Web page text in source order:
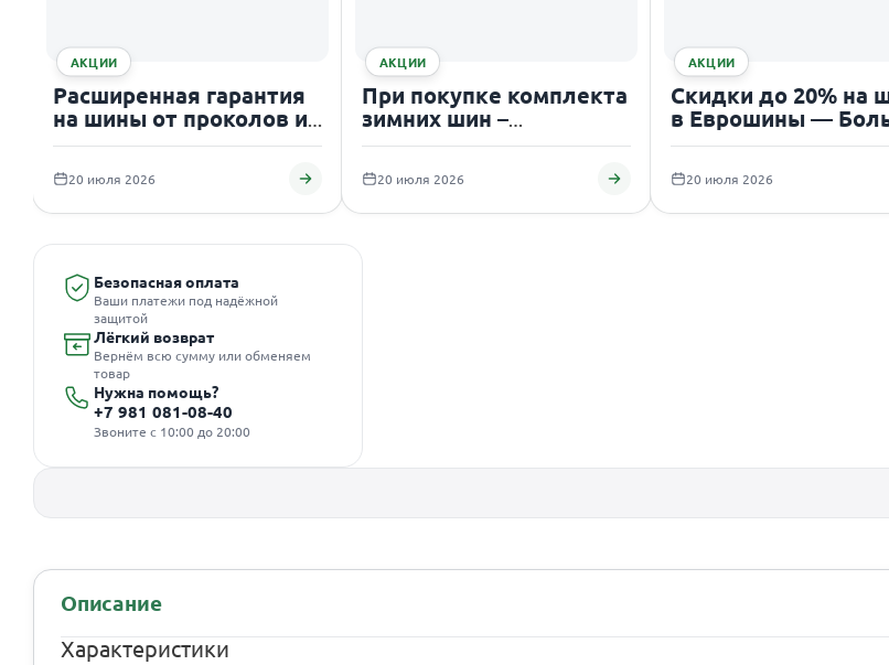
АКЦИИ
Расширенная гарантия
на шины от проколов и
порезов
20 июля 2026
АКЦИИ
При покупке комплекта
зимних шин –
шиномонтаж в подарок!
20 июля 2026
АКЦИИ
Скидки до 20% на
в Еврошины —
распродажа шин!
20 июля 2026
Безопасная оплата
Ваши платежи под надёжной
защитой
Лёгкий возврат
Вернём всю сумму или обменяем
товар
Нужна помощь?
+7 981 081-08-40
Звоните с 10:00 до 20:00
Описание
Характеристики